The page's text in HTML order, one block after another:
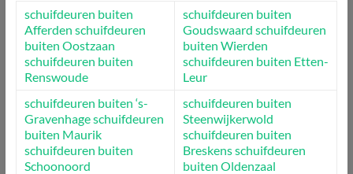
schuifdeuren buiten
Afferden schuifdeuren
buiten Oostzaan
schuifdeuren buiten
Renswoude
schuifdeuren buiten
Goudswaard schuifdeuren
buiten Wierden
schuifdeuren buiten Etten-
Leur
schuifdeuren buiten ‘s-
Gravenhageschuifdeuren
buiten Maurik
schuifdeuren buiten
Schoonoord
schuifdeuren buiten
Steenwijkerwold
schuifdeuren buiten
Breskensschuifdeuren
buiten Oldenzaal